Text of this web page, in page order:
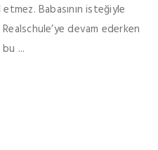
Babasının isteğiyle
devam ederken
...